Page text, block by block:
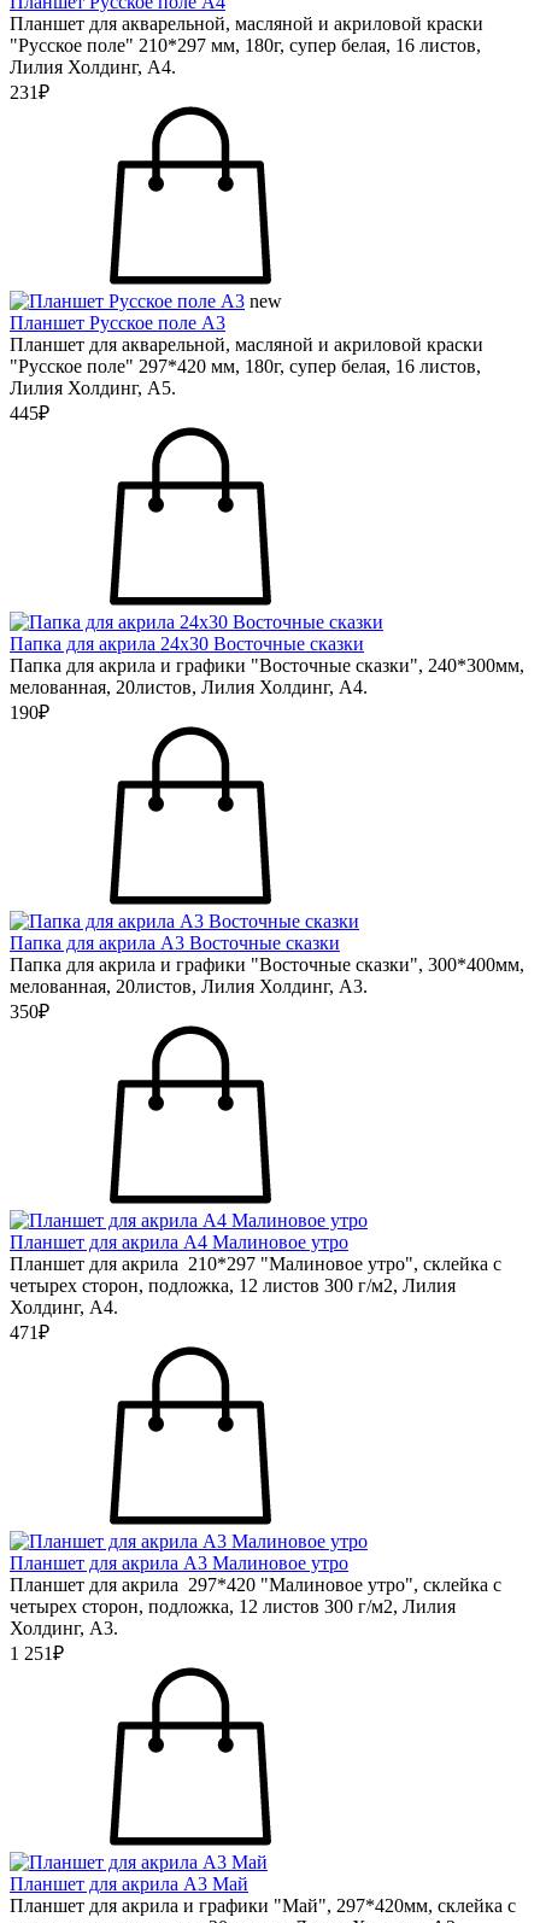
Планшет для акварельной, масляной и акриловой краски
"Русское поле" 210*297 мм, 180г, супер белая, 16 листов,
Лилия Холдинг, А4.
231₽
new
Планшет Русское поле А3
Планшет для акварельной, масляной и акриловой краски
"Русское поле" 297*420 мм, 180г, супер белая, 16 листов,
Лилия Холдинг, А5.
445₽
Папка для акрила 24х30 Восточные сказки
Папка для акрила и графики "Восточные сказки", 240*300мм,
мелованная, 20листов, Лилия Холдинг, А4.
190₽
Папка для акрила А3 Восточные сказки
Папка для акрила и графики "Восточные сказки", 300*400мм,
мелованная, 20листов, Лилия Холдинг, А3.
350₽
Планшет для акрила А4 Малиновое утро
Планшет для акрила 210*297 "Малиновое утро", склейка с
четырех сторон, подложка, 12 листов 300 г/м2, Лилия
Холдинг, А4.
471₽
Планшет для акрила А3 Малиновое утро
Планшет для акрила 297*420 "Малиновое утро", склейка с
четырех сторон, подложка, 12 листов 300 г/м2, Лилия
Холдинг, А3.
1 251₽
Планшет для акрила А3 Май
Планшет для акрила и графики "Май", 297*420мм, склейка с